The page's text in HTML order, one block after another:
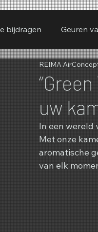
bijdragen Geuren
Winter
uw
REIMA
In een wereld
Met onze
aromatische
van elk